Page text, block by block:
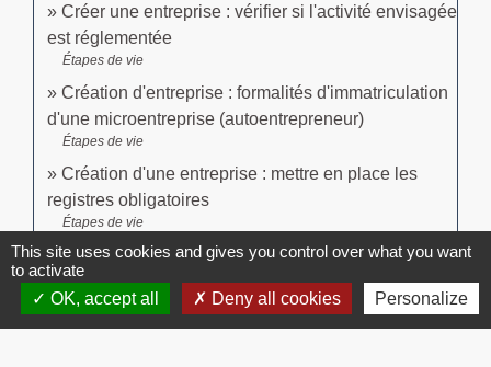
Créer une entreprise : vérifier si l'activité envisagée
est réglementée
Étapes de vie
Création d'entreprise : formalités d'immatriculation
d'une microentreprise (autoentrepreneur)
Étapes de vie
Création d'une entreprise : mettre en place les
registres obligatoires
Étapes de vie
Signaler une erreur sur cette page
This site uses cookies and gives you control over what you want
to activate
OK, accept all
Deny all cookies Personalize